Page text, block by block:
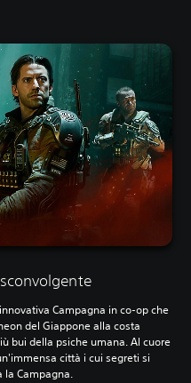
Campagna in co-op che
del Giappone alla costa
bui della psiche umana. Al cuore
città i cui segreti si
la Campagna.